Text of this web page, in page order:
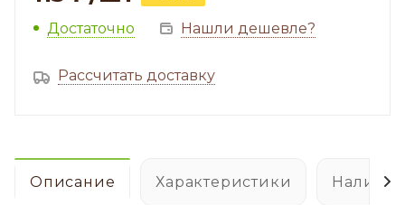
Достаточно Нашли дешевле?
Рассчитать доставку
Описание Характеристики